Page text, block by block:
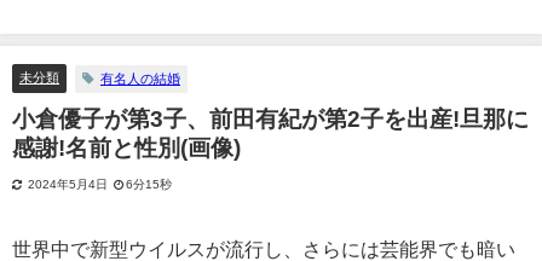
未分類 有名人の結婚
小倉優子が第3子、前田有紀が第2子を出産!旦那に
感謝!名前と性別(画像)
2024年5月4日 6分15秒
世界中で新型ウイルスが流行し、さらには芸能界でも暗い